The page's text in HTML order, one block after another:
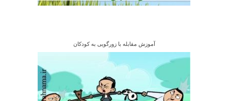
آموزش مقابله با زورگویی به کودکان